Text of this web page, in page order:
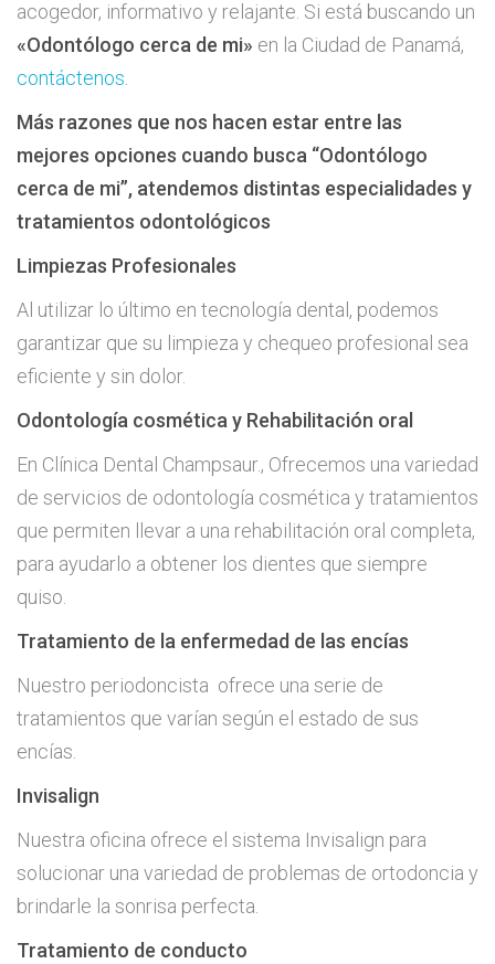
acogedor, informativo y relajante. Si está buscando un
«Odontólogo cerca de mi» en la Ciudad de Panamá,
contáctenos.
Más razones que nos hacen estar entre las
mejores opciones cuando busca “Odontólogo
cerca de mi”, atendemos distintas especialidades y
tratamientos odontológicos
Limpiezas Profesionales
Al utilizar lo último en tecnología dental, podemos
garantizar que su limpieza y chequeo profesional sea
eficiente y sin dolor.
Odontología cosmética y Rehabilitación oral
En Clínica Dental Champsaur., Ofrecemos una variedad
de servicios de odontología cosmética y tratamientos
que permiten llevar a una rehabilitación oral completa,
para ayudarlo a obtener los dientes que siempre
quiso.
Tratamiento de la enfermedad de las encías
Nuestro periodoncista ofrece una serie de
tratamientos que varían según el estado de sus
encías.
Invisalign
Nuestra oficina ofrece el sistema Invisalign para
solucionar una variedad de problemas de ortodoncia y
brindarle la sonrisa perfecta.
Tratamiento de conducto